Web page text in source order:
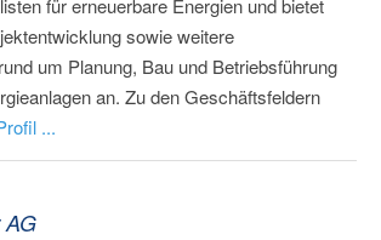
für erneuerbare Energien und bietet
sowie weitere
um Planung, Bau und Betriebsführung
an. Zu den Geschäftsfeldern
...